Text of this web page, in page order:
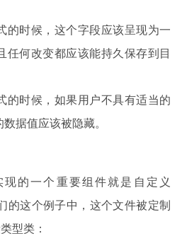
的时候，这个字段应该呈现为一
任何改变都应该能持久保存到目
的时候，如果用户不具有适当的
据值应该被隐藏。
的一个重要组件就是自定义
的这个例子中，这个文件被定制
型类：